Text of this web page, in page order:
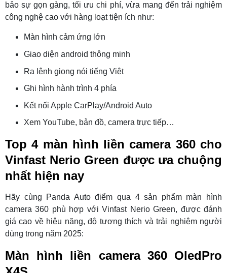
bảo sự gọn gàng, tối ưu chi phí, vừa mang đến trải nghiệm
công nghệ cao với hàng loạt tiện ích như:
Màn hình cảm ứng lớn
Giao diện android thông minh
Ra lệnh giọng nói tiếng Việt
Ghi hình hành trình 4 phía
Kết nối Apple CarPlay/Android Auto
Xem YouTube, bản đồ, camera trực tiếp…
Top 4 màn hình liền camera 360 cho
Vinfast Nerio Green được ưa chuộng
nhất hiện nay
Hãy cùng Panda Auto điểm qua 4 sản phẩm màn hình
camera 360 phù hợp với Vinfast Nerio Green, được đánh
giá cao về hiệu năng, độ tương thích và trải nghiệm người
dùng trong năm 2025:
Màn hình liền camera 360 OledPro